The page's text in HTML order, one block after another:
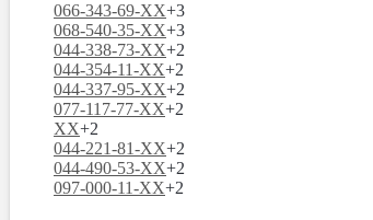
066-343-69-XX+3
068-540-35-XX+3
044-338-73-XX+2
044-354-11-XX+2
044-337-95-XX+2
077-117-77-XX+2
XX+2
044-221-81-XX+2
044-490-53-XX+2
097-000-11-XX+2